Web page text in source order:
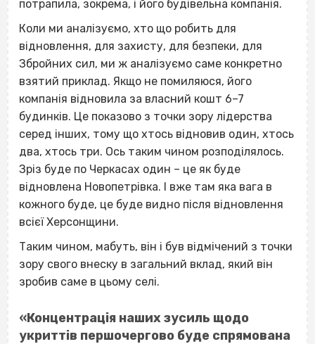
потрапила, зокрема, і його будівельна компанія.
Коли ми аналізуємо, хто що робить для
відновлення, для захисту, для безпеки, для
Збройних сил, ми ж аналізуємо саме конкретно
взятий приклад. Якщо не помиляюся, його
компанія відновила за власний кошт 6–7
будинків. Це показово з точки зору лідерства
серед інших, тому що хтось відновив один, хтось
два, хтось три. Ось таким чином розподілялось.
Зріз буде по Черкасах один – це як буде
відновлена Новопетрівка. І вже там яка вага в
кожного буде, це буде видно після відновлення
всієї Херсонщини.
Таким чином, мабуть, він і був відмічений з точки
зору свого внеску в загальний вклад, який він
зробив саме в цьому селі.
«Концентрація наших зусиль щодо
укриттів першочергово буде спрямована